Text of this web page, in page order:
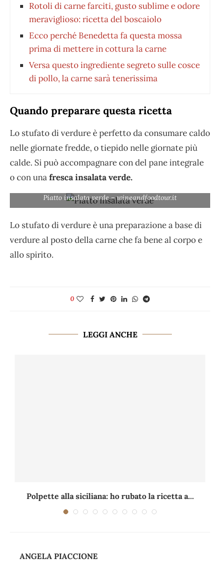
Rotoli di carne farciti, gusto sublime e odore
meraviglioso: ricetta del boscaiolo
Ecco perché Benedetta fa questa mossa
prima di mettere in cottura la carne
Versa questo ingrediente segreto sulle cosce
di pollo, la carne sarà tenerissima
Quando preparare questa ricetta
Lo stufato di verdure è perfetto da consumare caldo
nelle giornate fredde, o tiepido nelle giornate più
calde. Si può accompagnare con del pane integrale
o con unafresca insalata verde.
Piatto insalata verde – wineandfoodtour.it
Lo stufato di verdure è una preparazione a base di
verdure al posto della carne che fa bene al corpo e
allo spirito.
0
LEGGI ANCHE
Polpette alla siciliana: ho rubato la ricetta a...
ANGELA PIACCIONE